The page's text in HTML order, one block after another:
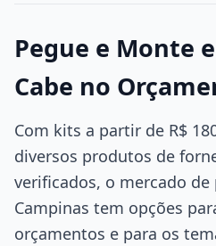
Pegue e Monte
Cabe no
Com kits a partir de R$
diversos produtos de
verificados, o mercado
Campinas tem opções
orçamentos e para os